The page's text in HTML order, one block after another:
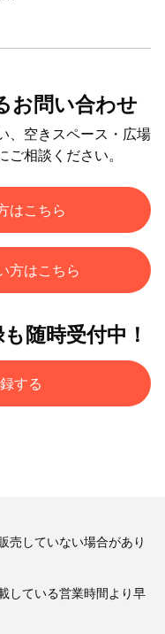
お問い合わせ
、空きスペース・広場
相談ください。
はこちら
方はこちら
随時受付中！
する
売していない場合があり
している営業時間より早